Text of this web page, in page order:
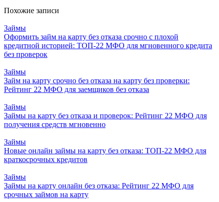
Похожие записи
Займы
Оформить займ на карту без отказа срочно с плохой
кредитной историей: ТОП-22 МФО для мгновенного кредита
без проверок
Займы
Займ на карту срочно без отказа на карту без проверки:
Рейтинг 22 МФО для заемщиков без отказа
Займы
Займы на карту без отказа и проверок: Рейтинг 22 МФО для
получения средств мгновенно
Займы
Новые онлайн займы на карту без отказа: ТОП-22 МФО для
краткосрочных кредитов
Займы
Займы на карту онлайн без отказа: Рейтинг 22 МФО для
срочных займов на карту